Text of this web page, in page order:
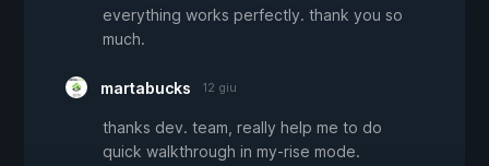
everything works perfectly. thank you so
much.
martabucks 12 giu
thanks dev. team, really help me to do
quick walkthrough in my-rise mode.